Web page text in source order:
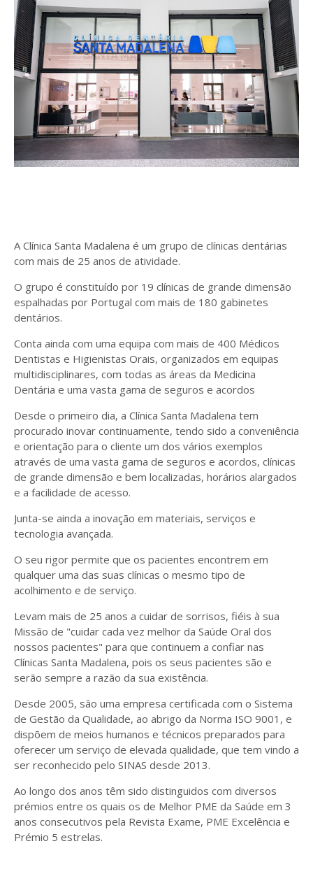
A Clínica Santa Madalena é um grupo de clínicas dentárias
com mais de 25 anos de atividade.
O grupo é constituído por 19 clínicas de grande dimensão
espalhadas por Portugal com mais de 180 gabinetes
dentários.
Conta ainda com uma equipa com mais de 400 Médicos
Dentistas e Higienistas Orais, organizados em equipas
multidisciplinares, com todas as áreas da Medicina
Dentária e uma vasta gama de seguros e acordos
Desde o primeiro dia, a Clínica ‍Santa Madalena tem
procurado inovar continuamente, tendo sido a conveniência
e orientação para o cliente um dos vários exemplos
através de uma vasta gama de seguros e acordos, clínicas
de grande dimensão e bem localizadas, horários alargados
e a facilidade de acesso.
Junta-se ainda a inovação em materiais, serviços e
tecnologia avançada.
O seu rigor permite que os pacientes encontrem em
qualquer uma das suas clínicas o mesmo tipo de
acolhimento e de serviço.
Levam mais de 25 anos a cuidar de sorrisos, fiéis à sua
Missão de "cuidar cada vez melhor da Saúde Oral dos
nossos pacientes" para que continuem a confiar nas
Clínicas Santa Madalena, pois os seus pacientes são e
serão sempre a razão da sua existência.
Desde 2005, são uma empresa certificada com o Sistema
de Gestão da Qualidade, ao abrigo da Norma ISO 9001, e
dispõem de meios humanos e técnicos preparados para
oferecer um serviço de elevada qualidade, que tem vindo a
ser reconhecido pelo SINAS desde 2013.
Ao longo dos anos têm sido distinguidos com diversos
prémios entre os quais os de Melhor PME da Saúde em 3
anos consecutivos pela Revista Exame, PME Excelência e
Prémio 5 estrelas.